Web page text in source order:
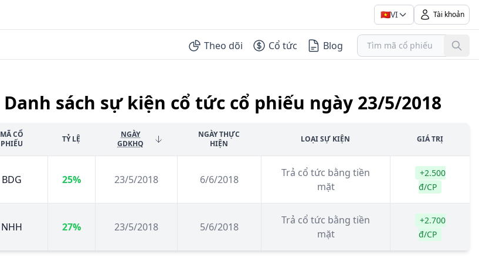
🇻🇳VI Tài khoản
Theo dõi Cổ tức Blog
Danh sách sự kiện cổ tức cổ phiếu ngày 23/5/2018
MÃ CỔ
PHIẾU
TỶ LỆ
NGÀY
GDKHQ
NGÀY THỰC
HIỆN
LOẠI SỰ KIỆN GIÁ TRỊ
BDG 25% 23/5/2018 6/6/2018
Trả cổ tức bằng tiền
mặt
+2.500
đ/CP
NHH 27% 23/5/2018 5/6/2018
Trả cổ tức bằng tiền
mặt
+2.700
đ/CP